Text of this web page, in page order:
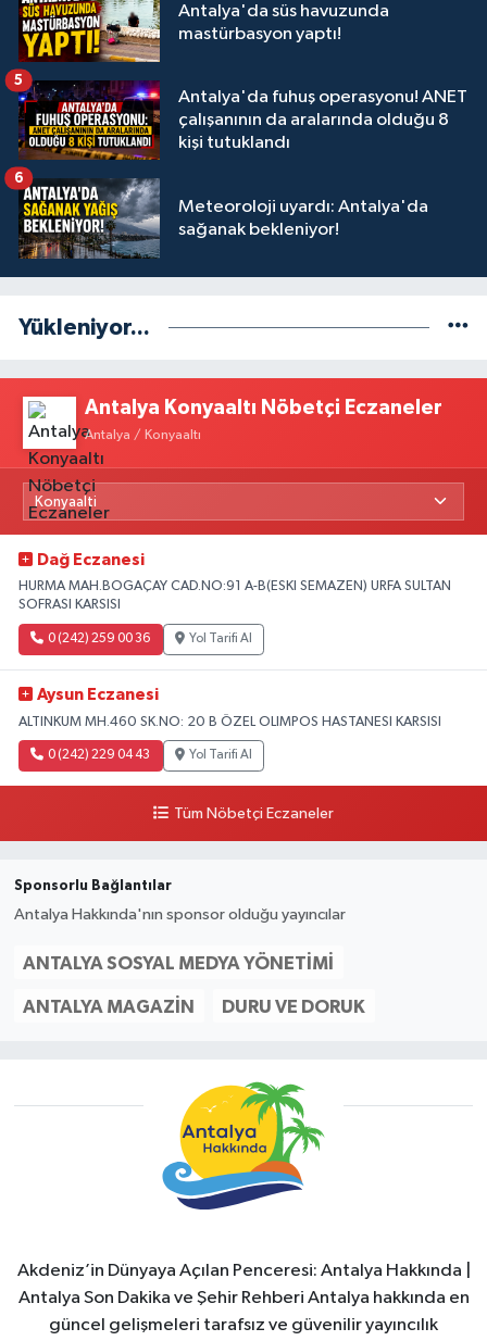
Antalya'da süs havuzunda
mastürbasyon yaptı!
Antalya'da fuhuş operasyonu! ANET
çalışanının da aralarında olduğu 8
kişi tutuklandı
5
Meteoroloji uyardı: Antalya'da
sağanak bekleniyor!
6
Yükleniyor...
Antalya Konyaaltı Nöbetçi Eczaneler
Antalya / Konyaaltı
Dağ Eczanesi
HURMA MAH.BOGAÇAY CAD.NO:91 A-B(ESKI SEMAZEN) URFA SULTAN
SOFRASI KARSISI
0 (242) 259 00 36 Yol Tarifi Al
Aysun Eczanesi
ALTINKUM MH.460 SK.NO: 20 B ÖZEL OLIMPOS HASTANESI KARSISI
0 (242) 229 04 43 Yol Tarifi Al
Tüm Nöbetçi Eczaneler
Sponsorlu Bağlantılar
Antalya Hakkında'nın sponsor olduğu yayıncılar
ANTALYA SOSYAL MEDYA YÖNETIMI
ANTALYA MAGAZIN DURU VE DORUK
Akdeniz’in Dünyaya Açılan Penceresi: Antalya Hakkında |
Antalya Son Dakika ve Şehir Rehberi Antalya hakkında en
güncel gelişmeleri tarafsız ve güvenilir yayıncılık